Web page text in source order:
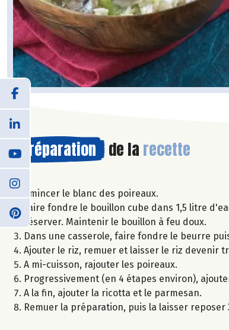
Préparation de la recette
Emincer le blanc des poireaux.
Faire fondre le bouillon cube dans 1,5 litre
réserver. Maintenir le bouillon à feu doux.
Dans une casserole, faire fondre le beurre
Ajouter le riz, remuer et laisser le riz devenir
A mi-cuisson, rajouter les poireaux.
Progressivement (en 4 étapes environ),
A la fin, ajouter la ricotta et le parmesan.
Remuer la préparation, puis la laisser